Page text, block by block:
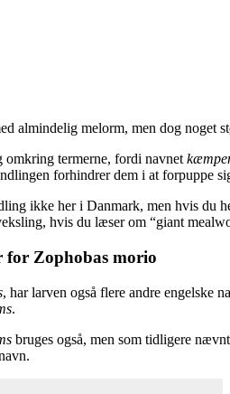
almindelig melorm, men dog noget
termerne, fordi navnet
forhindrer dem i at forpuppe
ikke her i Danmark, men hvis du
hvis du læser om “giant
for Zophobas morio
, har larven også flere andre engelske
.
bruges også, men som tidligere